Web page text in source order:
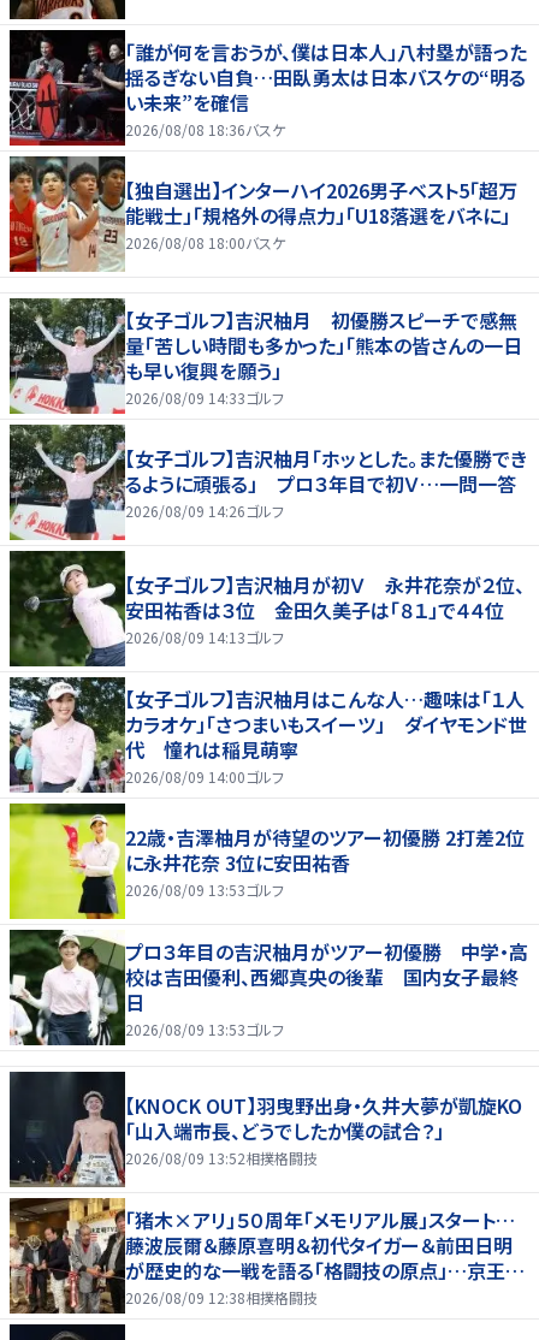
「誰が何を言おうが、僕は日本人」八村塁が語った
揺るぎない自負…田臥勇太は日本バスケの“明る
い未来”を確信
2026/08/08 18:36バスケ
【独自選出】インターハイ2026男子ベスト5「超万
能戦士」「規格外の得点力」「U18落選をバネに」
2026/08/08 18:00バスケ
【女子ゴルフ】吉沢柚月 初優勝スピーチで感無
量「苦しい時間も多かった」「熊本の皆さんの一日
も早い復興を願う」
2026/08/09 14:33ゴルフ
【女子ゴルフ】吉沢柚月「ホッとした。また優勝でき
るように頑張る」 プロ３年目で初Ｖ…一問一答
2026/08/09 14:26ゴルフ
【女子ゴルフ】吉沢柚月が初Ｖ 永井花奈が２位、
安田祐香は３位 金田久美子は「８１」で４４位
2026/08/09 14:13ゴルフ
【女子ゴルフ】吉沢柚月はこんな人…趣味は「１人
カラオケ」「さつまいもスイーツ」 ダイヤモンド世
代 憧れは稲見萌寧
2026/08/09 14:00ゴルフ
22歳・吉澤柚月が待望のツアー初優勝 2打差2位
に永井花奈 3位に安田祐香
2026/08/09 13:53ゴルフ
プロ３年目の吉沢柚月がツアー初優勝 中学・高
校は吉田優利、西郷真央の後輩 国内女子最終
日
2026/08/09 13:53ゴルフ
【KNOCK OUT】羽曳野出身・久井大夢が凱旋KO
「山入端市長、どうでしたか僕の試合？」
2026/08/09 13:52相撲格闘技
「猪木×アリ」５０周年「メモリアル展」スタート…
藤波辰爾＆藤原喜明＆初代タイガー＆前田日明
が歴史的な一戦を語る「格闘技の原点」…京王プ
ラザホテルで３１日まで
2026/08/09 12:38相撲格闘技